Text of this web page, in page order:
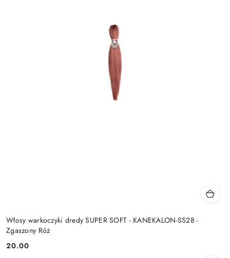
Włosy warkoczyki dredy SUPER SOFT - KANEKALON-SS28 -
Zgaszony Róż
Cena:
20.00